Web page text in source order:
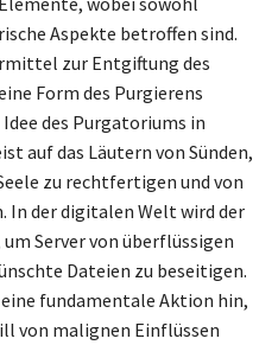
Aspekte betroffen sind.
zur Entgiftung des
Form des Purgierens
des Purgatoriums in
auf das Läutern von Sünden,
zu rechtfertigen und von
In der digitalen Welt wird der
Server von überflüssigen
Dateien zu beseitigen.
fundamentale Aktion hin,
von malignen Einflüssen